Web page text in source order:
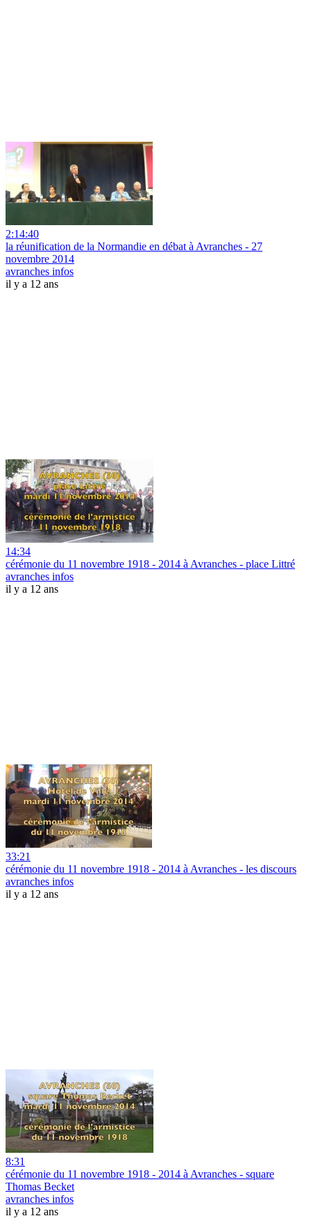
2:14:40
la réunification de la Normandie en débat à Avranches - 27
novembre 2014
avranches infos
il y a 12 ans
14:34
cérémonie du 11 novembre 1918 - 2014 à Avranches - place Littré
avranches infos
il y a 12 ans
33:21
cérémonie du 11 novembre 1918 - 2014 à Avranches - les discours
avranches infos
il y a 12 ans
8:31
cérémonie du 11 novembre 1918 - 2014 à Avranches - square
Thomas Becket
avranches infos
il y a 12 ans